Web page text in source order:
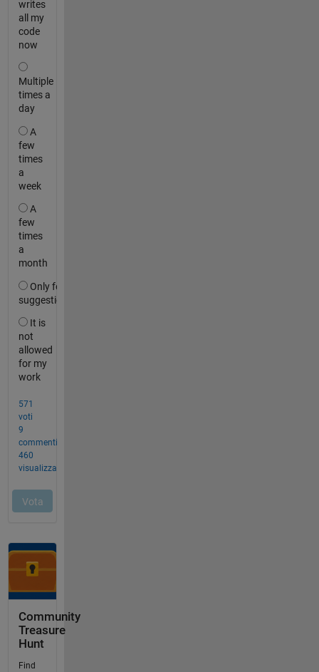
Community
Treasure
Hunt
Find